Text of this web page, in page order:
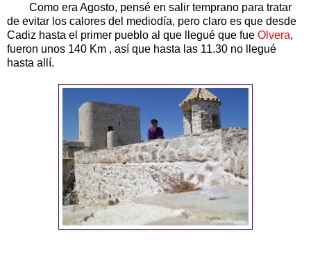
Como era Agosto, pensé en salir temprano para tratar
de evitar los calores del mediodía, pero claro es que desde
Cadiz hasta el primer pueblo al que llegué que fue Olvera,
fueron unos 140 Km , así que hasta las 11.30 no llegué
hasta allí.